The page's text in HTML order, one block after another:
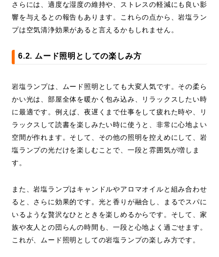
さらには、適度な湿度の維持や、ストレスの軽減にも良い影
響を与えるとの報告もあります。これらの点から、岩塩ラン
プは空気清浄効果があると言えるかもしれません。
6.2. ムード照明としての楽しみ方
岩塩ランプは、ムード照明としても大変人気です。その柔ら
かい光は、部屋全体を暖かく包み込み、リラックスしたい時
に最適です。例えば、夜遅くまで仕事をして疲れた時や、リ
ラックスして読書を楽しみたい時に使うと、非常に心地よい
空間が作れます。そして、その他の照明を控えめにして、岩
塩ランプの光だけを楽しむことで、一段と雰囲気が増しま
す。
また、岩塩ランプはキャンドルやアロマオイルと組み合わせ
ると、さらに効果的です。光と香りが融合し、まるでスパに
いるような贅沢なひとときを楽しめるからです。そして、家
族や友人との団らんの時間も、一段と心地よく過ごせます。
これが、ムード照明としての岩塩ランプの楽しみ方です。